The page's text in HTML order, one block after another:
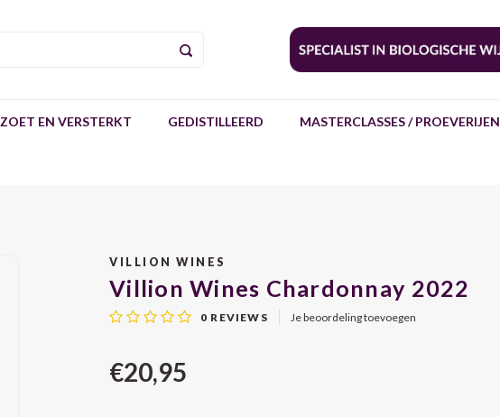
ZOET EN VERSTERKT GEDISTILLEERD MASTERCLASSES / PROEVERIJEN
VILLION WINES
Villion Wines Chardonnay 2022
0 REVIEWS Je beoordeling toevoegen
€20,95